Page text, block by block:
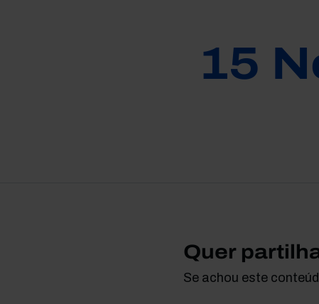
15
Quer
Se achou este